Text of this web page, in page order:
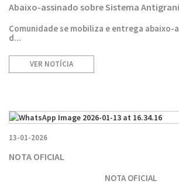
Abaixo-assinado sobre Sistema
Comunidade se mobiliza e entrega abaixo-
d...
VER NOTÍCIA
13-01-2026
NOTA OFICIAL
NOTA OFICIAL